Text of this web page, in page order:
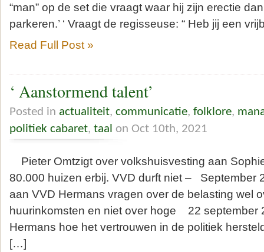
“man” op de set die vraagt waar hij zijn erectie
parkeren.’ ‘ Vraagt de regisseuse: “ Heb jij een
Read Full Post »
‘ Aanstormend talent’
Posted in actualiteit, communicatie, folklore,
politiek cabaret, taal on Oct 10th, 2021
Pieter Omtzigt over volkshuisvesting aan
80.000 huizen erbij. VVD durft niet – September
aan VVD Hermans vragen over de belasting wel
huurinkomsten en niet over hoge 22 september
Hermans hoe het vertrouwen in de politiek
[…]